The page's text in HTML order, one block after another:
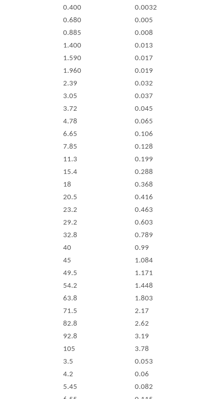
0.400 0.0032
0.680 0.005
0.885 0.008
1.400 0.013
1.590 0.017
1.960 0.019
2.39 0.032
3.05 0.037
3.72 0.045
4.78 0.065
6.65 0.106
7.85 0.128
11.3 0.199
15.4 0.288
18 0.368
20.5 0.416
23.2 0.463
29.2 0.603
32.8 0.789
40 0.99
45 1.084
49.5 1.171
54.2 1.448
63.8 1.803
71.5 2.17
82.8 2.62
92.8 3.19
105 3.78
3.5 0.053
4.2 0.06
5.45 0.082